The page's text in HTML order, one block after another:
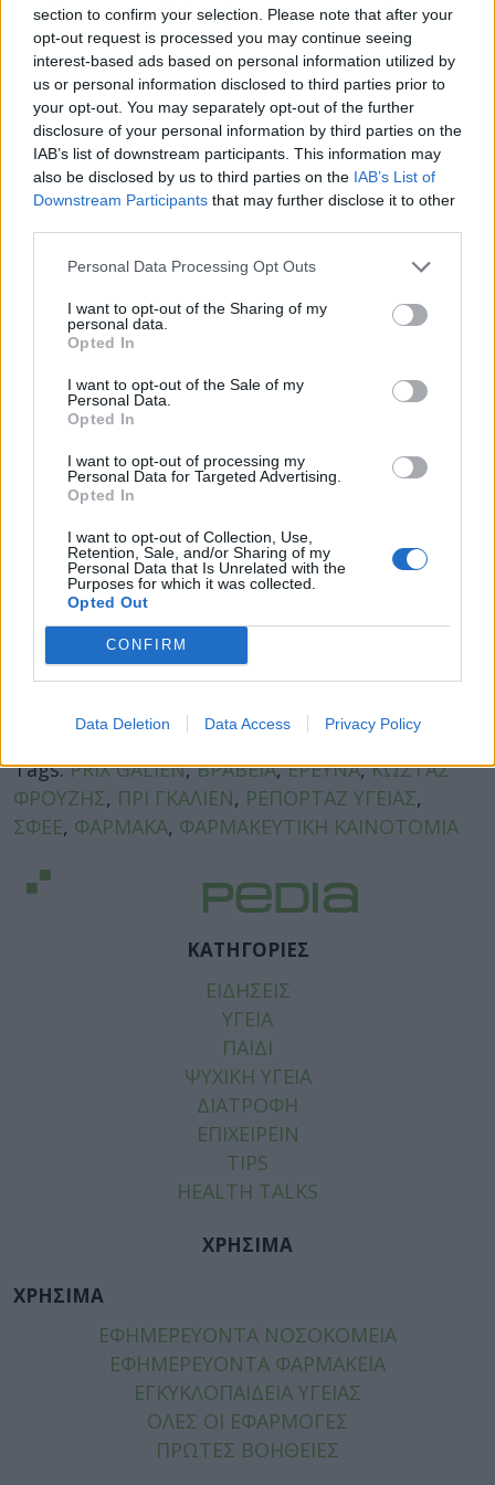
section to confirm your selection. Please note that after your
opt-out request is processed you may continue seeing
interest-based ads based on personal information utilized by
us or personal information disclosed to third parties prior to
your opt-out. You may separately opt-out of the further
disclosure of your personal information by third parties on the
IAB’s list of downstream participants. This information may
also be disclosed by us to third parties on the IAB’s List of
Downstream Participants that may further disclose it to other
Personal Data Processing Opt Outs
I want to opt-out of the Sharing of my
personal data.
Opted In
I want to opt-out of the Sale of my
Personal Data.
Opted In
I want to opt-out of processing my
Personal Data for Targeted Advertising.
Opted In
I want to opt-out of Collection, Use,
Retention, Sale, and/or Sharing of my
Personal Data that Is Unrelated with the
Purposes for which it was collected.
Opted Out
CONFIRM
Data Deletion Data Access Privacy Policy
Από την άλλη, το όφελος από την ανάπτυξη
νέων σκευασμάτων είναι παραπάνω από
εκπληκτικό. Εκτιμάται ότι για κάθε ευρώ μίας
συνταγής για φάρμακα, μειώνεται το
νοσοκομειακό κόστος κατά 2,06 ευρώ. Το δε
όφελος για την ανθρώπινη υγεία είναι
ανεκτίμητο. «Χάρη στις καινοτόμες θεραπείες»,
ανέφερε ο κ. Φρουζής, «μειώθηκε παγκοσμίως
κατά 26,4% η επίπτωση των καρδιαγγειακών
νοσημάτων από το 1999 έως το 2005. Έχει,
επίσης, αυξηθεί κατά 83% ο δείκτης επιβίωσης
ασθενών με καρκίνο και έχουν μειωθεί κατά 70%
οι θάνατοι από AIDS».
Facebook
Twitter
Tags:PRIX GALIEN,ΒΡΑΒΕΙΑ,ΕΡΕΥΝΑ,ΚΩΣΤΑΣ
ΦΡΟΥΖΗΣ, ΠΡΙ ΓΚΑΛΙΕΝ, ΡΕΠΟΡΤΑΖ ΥΓΕΙΑΣ,
ΣΦΕΕ, ΦΑΡΜΑΚΑ, ΦΑΡΜΑΚΕΥΤΙΚΗ ΚΑΙΝΟΤΟΜΙΑ
ΚΑΤΗΓΟΡΙΕΣ
ΕΙΔΗΣΕΙΣ
ΥΓΕΙΑ
ΠΑΙΔΙ
ΨΥΧΙΚΗ ΥΓΕΙΑ
ΔΙΑΤΡΟΦΗ
ΕΠΙΧΕΙΡΕΙΝ
TIPS
HEALTH TALKS
ΧΡΗΣΙΜΑ
ΧΡΗΣΙΜΑ
ΕΦΗΜΕΡΕΥΟΝΤΑ ΝΟΣΟΚΟΜΕΙΑ
ΕΦΗΜΕΡΕΥΟΝΤΑ ΦΑΡΜΑΚΕΙΑ
ΕΓΚΥΚΛΟΠΑΙΔΕΙΑ ΥΓΕΙΑΣ
ΟΛΕΣ ΟΙ ΕΦΑΡΜΟΓΕΣ
ΠΡΩΤΕΣ ΒΟΗΘΕΙΕΣ